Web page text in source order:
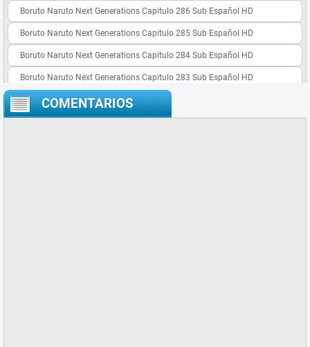
Boruto Naruto Next Generations Capitulo 286 Sub Español HD
Boruto Naruto Next Generations Capitulo 285 Sub Español HD
Boruto Naruto Next Generations Capitulo 284 Sub Español HD
Boruto Naruto Next Generations Capitulo 283 Sub Español HD
Boruto Naruto Next Generations Capitulo 282 Sub Español HD
COMENTARIOS